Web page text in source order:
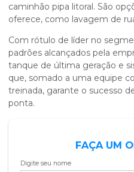
caminhão pipa litoral. São
oferece, como lavagem de
Com rótulo de líder no
padrões alcançados pela
tanque de última geração e
que, somado a uma equipe
treinada, garante o sucesso
ponta.
FAÇA UM
Digite seu nome